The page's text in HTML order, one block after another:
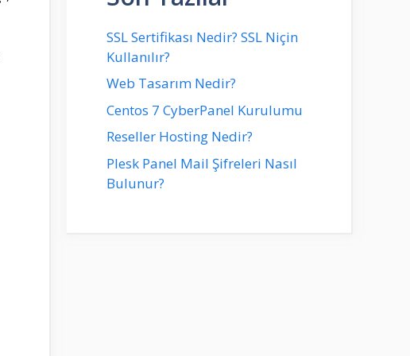
SSL Sertifikası Nedir? SSL Niçin
Kullanılır?
Web Tasarım Nedir?
Centos 7 CyberPanel Kurulumu
Reseller Hosting Nedir?
Plesk Panel Mail Şifreleri Nasıl
Bulunur?